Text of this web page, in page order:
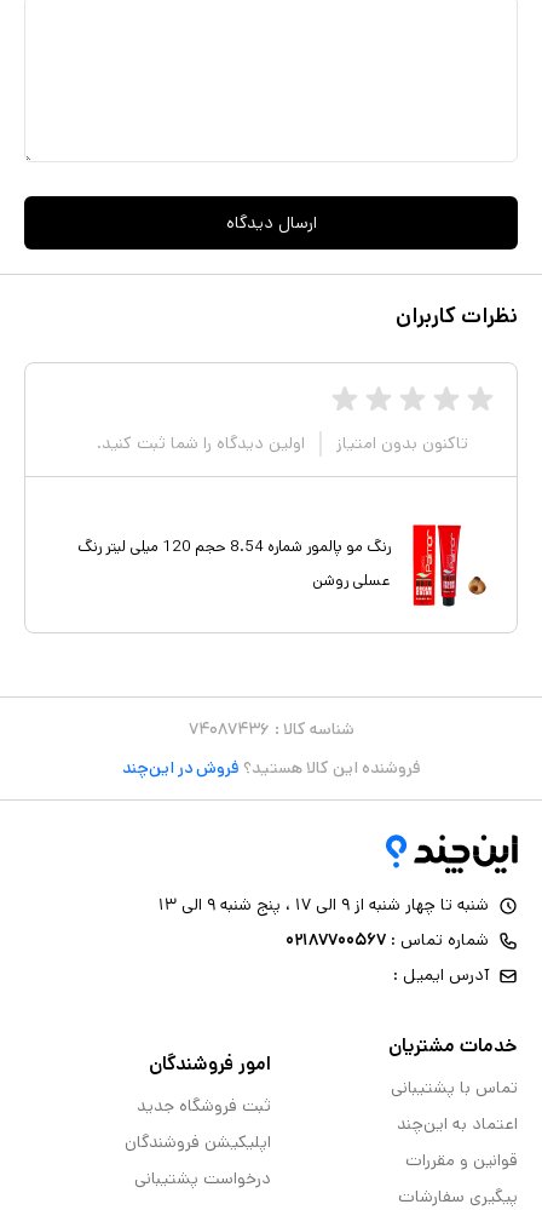
ارسال دیدگاه
نظرات کاربران
تاکنون بدون امتیاز اولین دیدگاه را شما ثبت کنید.
رنگ مو پالمور شماره 8.54 حجم 120 میلی لیتر رنگ
عسلی روشن
شناسه کالا : ۷۴۰۸۷۴۳۶
فروشنده این کالا هستید؟ فروش در این‌چند
شنبه تا چهار شنبه از ۹ الی ۱۷ ، پنج شنبه ۹ الی ۱۳
شماره تماس : ۰۲۱۸۷۷۰۰۵۶۷
آدرس ایمیل :
خدمات مشتریان
تماس با پشتیبانی
اعتماد به این‌چند
قوانین و مقررات
پیگیری سفارشات
امور فروشندگان
ثبت فروشگاه جدید
اپلیکیشن فروشندگان
درخواست پشتیبانی